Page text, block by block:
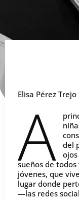
Elisa Pérez
A
del
sueños de
jóvenes, que
lugar donde
—las redes